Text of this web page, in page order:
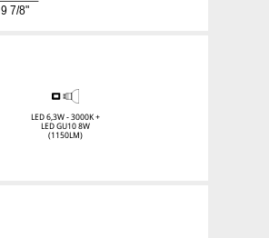
LED 6,3W - 3000K +
LED GU10 8W
(1150LM)